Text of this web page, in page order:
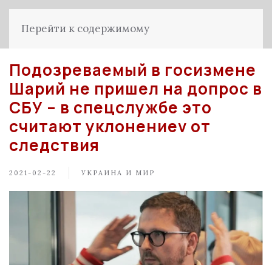
Перейти к содержимому
Подозреваемый в госизмене
Шарий не пришел на допрос в
СБУ – в спецслужбе это
считают уклонениеv от
следствия
2021-02-22 УКРАИНА И МИР